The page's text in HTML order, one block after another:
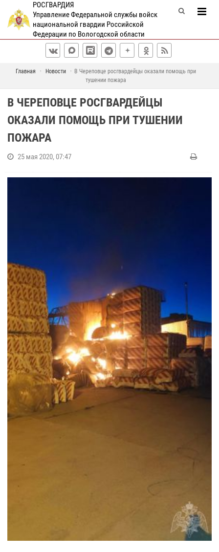
РОСГВАРДИЯ
Управление Федеральной службы войск
национальной гвардии Российской
Федерации по Вологодской области
Главная Новости
В Череповце росгвардейцы оказали помощь при
тушении пожара
В ЧЕРЕПОВЦЕ РОСГВАРДЕЙЦЫ
ОКАЗАЛИ ПОМОЩЬ ПРИ ТУШЕНИИ
ПОЖАРА
25 мая 2020, 07:47